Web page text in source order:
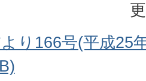
り166号(平成25